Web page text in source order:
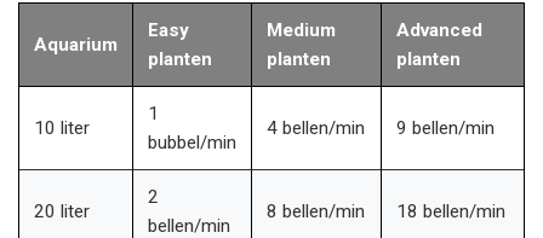
Aquarium
Easy
planten
Medium
planten
Advanced
planten
10 liter
1
bubbel/min
4 bellen/min 9 bellen/min
20 liter
2
bellen/min
8 bellen/min 18 bellen/min